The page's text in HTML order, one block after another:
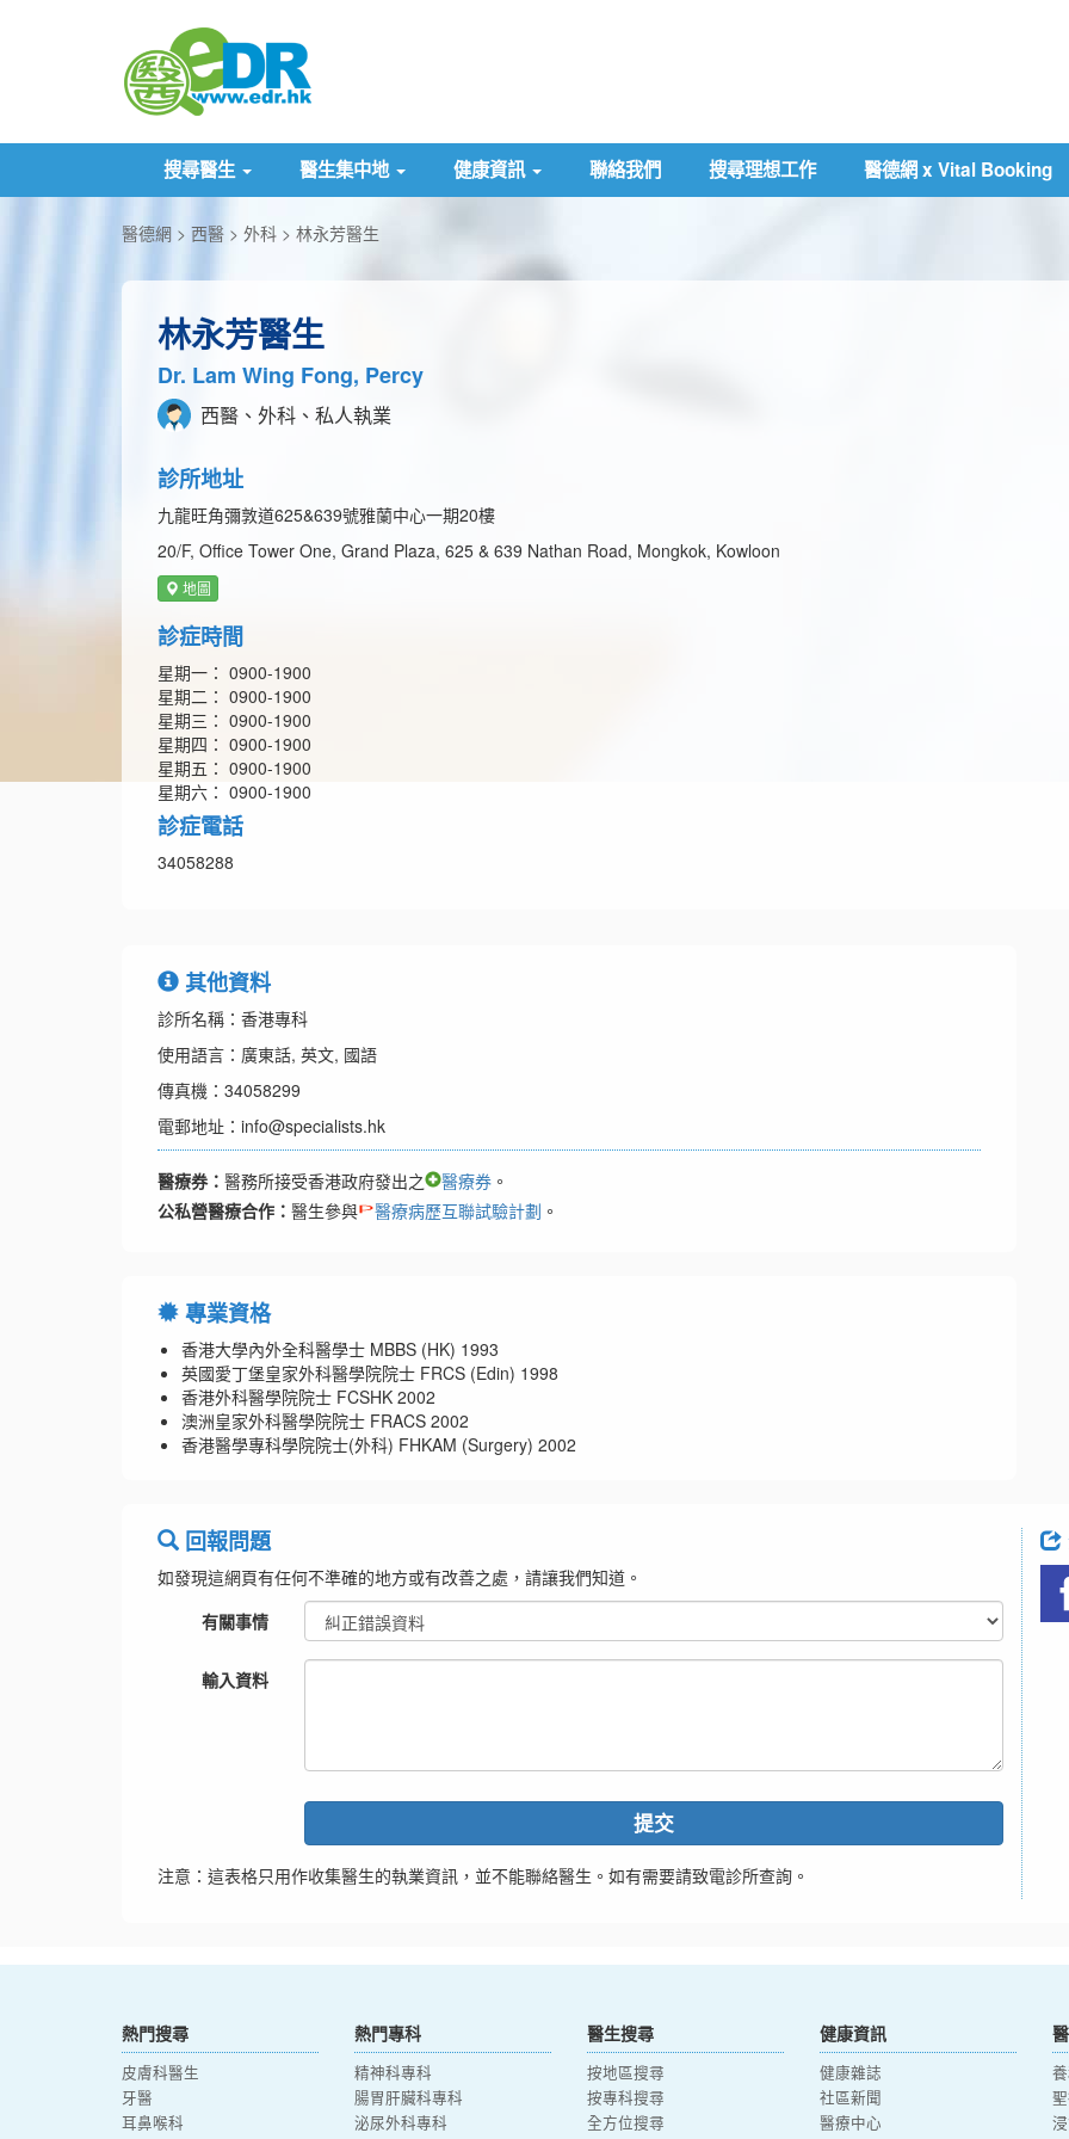
搜尋醫生 醫生集中地 健康資訊 聯絡我們 搜尋理想工作 醫德網 x Vital Booking
醫德網 西醫 外科 林永芳醫生
林永芳醫生
Dr. Lam Wing Fong, Percy
西醫、外科、私人執業
診所地址
九龍旺角彌敦道625&639號雅蘭中心一期20樓
20/F, Office Tower One, Grand Plaza, 625 & 639 Nathan Road, Mongkok, Kowloon
地圖
診症時間
星期一： 0900-1900
星期二： 0900-1900
星期三： 0900-1900
星期四： 0900-1900
星期五： 0900-1900
星期六： 0900-1900
診症電話
34058288
其他資料
診所名稱：香港專科
使用語言：廣東話, 英文, 國語
傳真機：34058299
電郵地址：info@specialists.hk
醫療券： 醫務所接受香港政府發出之 醫療券 。
公私營醫療合作： 醫生參與 醫療病歷互聯試驗計劃 。
專業資格
香港大學內外全科醫學士 MBBS (HK) 1993
英國愛丁堡皇家外科醫學院院士 FRCS (Edin) 1998
香港外科醫學院院士 FCSHK 2002
澳洲皇家外科醫學院院士 FRACS 2002
香港醫學專科學院院士(外科) FHKAM (Surgery) 2002
回報問題
如發現這網頁有任何不準確的地方或有改善之處，請讓我們知道。
有關事情
輸入資料
提交
注意：這表格只用作收集醫生的執業資訊，並不能聯絡醫生。如有需要請致電診所查詢。
熱門搜尋
皮膚科醫生
牙醫
耳鼻喉科
熱門專科
精神科專科
腸胃肝臟科專科
泌尿外科專科
醫生搜尋
按地區搜尋
按專科搜尋
全方位搜尋
健康資訊
健康雜誌
社區新聞
醫療中心